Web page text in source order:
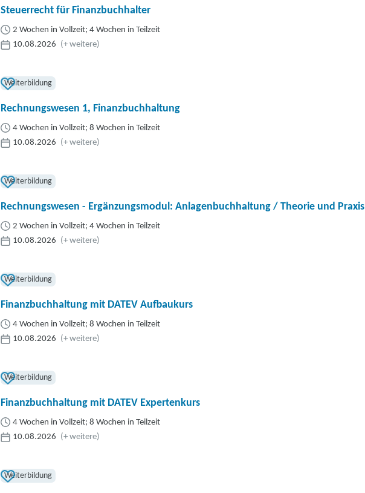
Steuerrecht für Finanzbuchhalter
2 Wochen in Vollzeit; 4 Wochen in Teilzeit
10.08.2026 (+ weitere)
Weiterbildung
Rechnungswesen 1, Finanzbuchhaltung
4 Wochen in Vollzeit; 8 Wochen in Teilzeit
10.08.2026 (+ weitere)
Weiterbildung
Rechnungswesen - Ergänzungsmodul: Anlagenbuchhaltung / Theorie und Praxis
2 Wochen in Vollzeit; 4 Wochen in Teilzeit
10.08.2026 (+ weitere)
Weiterbildung
Finanzbuchhaltung mit DATEV Aufbaukurs
4 Wochen in Vollzeit; 8 Wochen in Teilzeit
10.08.2026 (+ weitere)
Weiterbildung
Finanzbuchhaltung mit DATEV Expertenkurs
4 Wochen in Vollzeit; 8 Wochen in Teilzeit
10.08.2026 (+ weitere)
Weiterbildung